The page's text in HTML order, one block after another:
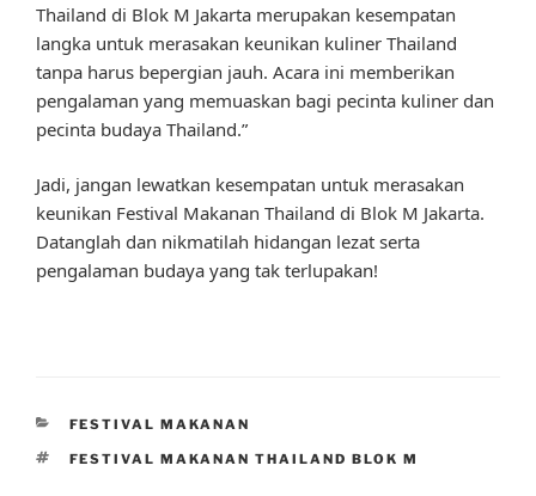
Thailand di Blok M Jakarta merupakan kesempatan
langka untuk merasakan keunikan kuliner Thailand
tanpa harus bepergian jauh. Acara ini memberikan
pengalaman yang memuaskan bagi pecinta kuliner dan
pecinta budaya Thailand.”
Jadi, jangan lewatkan kesempatan untuk merasakan
keunikan Festival Makanan Thailand di Blok M Jakarta.
Datanglah dan nikmatilah hidangan lezat serta
pengalaman budaya yang tak terlupakan!
CATEGORIES
FESTIVAL MAKANAN
TAGS
FESTIVAL MAKANAN THAILAND BLOK M